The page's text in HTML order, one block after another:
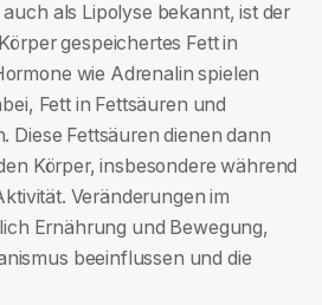
als Lipolyse bekannt, ist der
gespeichertes Fett in
wie Adrenalin spielen
Fett in Fettsäuren und
Diese Fettsäuren dienen dann
Körper, insbesondere während
Veränderungen im
Ernährung und Bewegung,
beeinflussen und die